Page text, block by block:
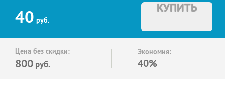
40 руб.
КУПИТЬ
Цена без скидки:
800 руб.
Экономия:
40%